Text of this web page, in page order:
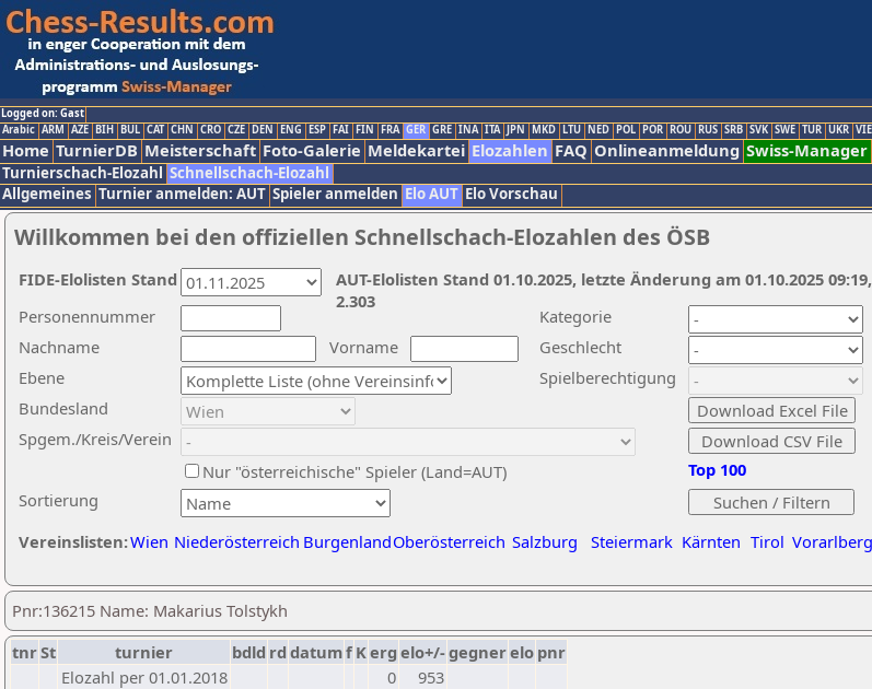
Logged on: Gast
Arabic ARM AZE BIH BUL CAT CHN CRO CZE DEN ENG ESP FAI FIN FRA GER GRE INA ITA JPN MKD LTU NED POL POR ROU RUS SRB SVK SWE TUR UKR VIE
Home TurnierDB Meisterschaft Foto-Galerie Meldekartei Elozahlen FAQ Onlineanmeldung Swiss-Manager
Turnierschach-Elozahl Schnellschach-Elozahl
Allgemeines Turnier anmelden: AUT Spieler anmelden Elo AUT Elo Vorschau
Willkommen bei den offiziellen Schnellschach-Elozahlen des ÖSB
Nachname
Vorname
Ebene
Kategorie
Sortierung
Personennummer
Bundesland
Spgem./Kreis/Verein
Geschlecht
Nur "österreichische" Spieler (Land=AUT)
Spielberechtigung
Vereinslisten:Wien Niederösterreich BurgenlandOberösterreich Salzburg Steiermark Kärnten Tirol Vorarlberg
Top 100
AUT-Elolisten Stand 01.10.2025, letzte Änderung am 01.10.2025
2.303
FIDE-Elolisten Stand
Pnr:136215 Name: Makarius Tolstykh
tnrSt turnier bdld rd datumf Kerg elo+/-gegnerelo pnr
Elozahl per 01.01.2018
0
953